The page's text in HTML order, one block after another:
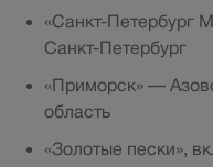
«Санкт-Петербург
Санкт-Петербург
«Приморск» —
область
«Золотые пески»,